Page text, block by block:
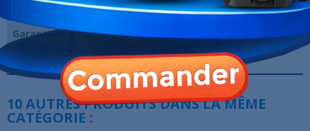
Localisation
Espagnol
Garantie
12 Mois
Références spécifiques
10 AUTRES PRODUITS DANS LA MÊME
CATÉGORIE :